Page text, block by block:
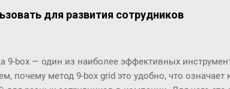
отчёты ... Чтобы эти доработки были
особенно удобны разработчикам по двум основным
(шаблоны, процедуры, ...) и их код нужно было в п...
для развития сотрудников
9-box — один из наиболее эффективных
почему метод 9-box grid это удобно, что